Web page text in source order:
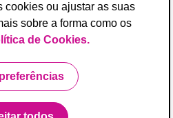
de Crédito
Conflitos do Consumo
intermediário financeiro registado
Mobiliários e encontra-se
investimento de receção e
cookies ou ajustar as suas
sobre a forma como os
de Cookies.